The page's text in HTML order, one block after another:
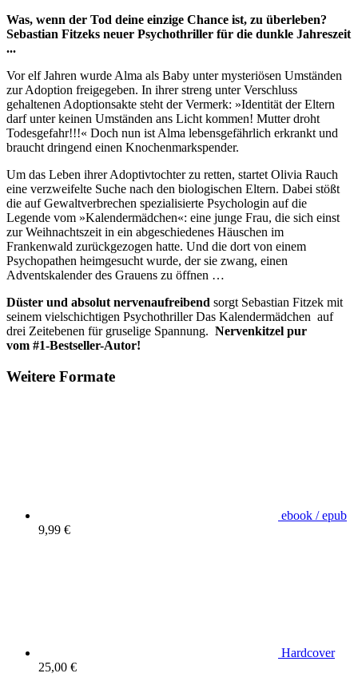
Was, wenn der Tod deine einzige Chance ist, zu überleben?
Sebastian Fitzeks neuer Psychothriller für die dunkle Jahreszeit
...
Vor elf Jahren wurde Alma als Baby unter mysteriösen Umständen
zur Adoption freigegeben. In ihrer streng unter Verschluss
gehaltenen Adoptionsakte steht der Vermerk: »Identität der Eltern
darf unter keinen Umständen ans Licht kommen! Mutter droht
Todesgefahr!!!« Doch nun ist Alma lebensgefährlich erkrankt und
braucht dringend einen Knochenmarkspender.
Um das Leben ihrer Adoptivtochter zu retten, startet Olivia Rauch
eine verzweifelte Suche nach den biologischen Eltern. Dabei stößt
die auf Gewaltverbrechen spezialisierte Psychologin auf die
Legende vom »Kalendermädchen«: eine junge Frau, die sich einst
zur Weihnachtszeit in ein abgeschiedenes Häuschen im
Frankenwald zurückgezogen hatte. Und die dort von einem
Psychopathen heimgesucht wurde, der sie zwang, einen
Adventskalender des Grauens zu öffnen …
Düster und absolut nervenaufreibend sorgt Sebastian Fitzek mit
seinem vielschichtigen Psychothriller Das Kalendermädchen auf
drei Zeitebenen für gruselige Spannung. Nervenkitzel pur
vom #1-Bestseller-Autor!
Weitere Formate
ebook / epub
9,99 €
Hardcover
25,00 €